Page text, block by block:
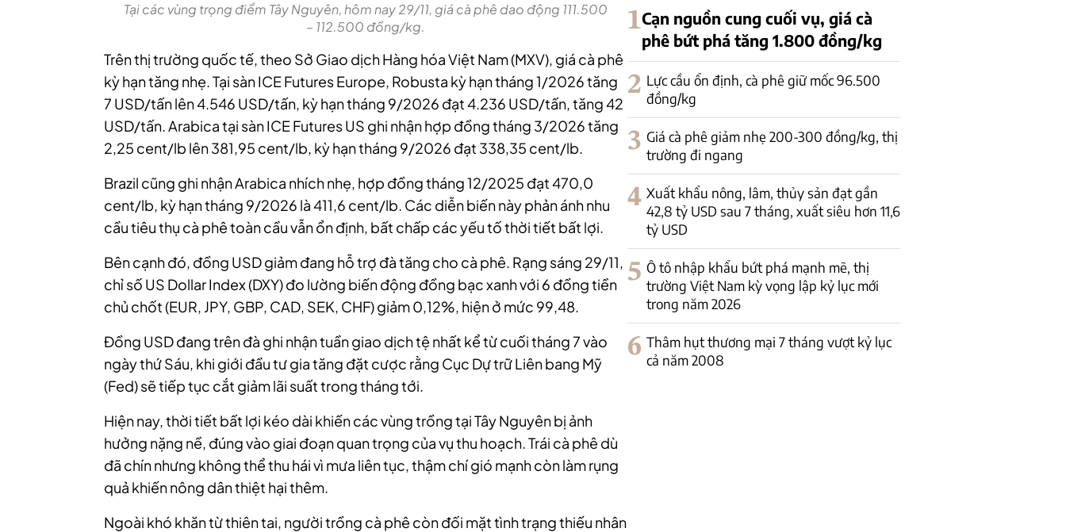
Tại các vùng trọng điểm Tây Nguyên, hôm nay 29/11, giá cà phê dao động 111.500
– 112.500 đồng/kg.
Trên thị trường quốc tế, theo Sở Giao dịch Hàng hóa Việt Nam (MXV), giá cà phê
kỳ hạn tăng nhẹ. Tại sàn ICE Futures Europe, Robusta kỳ hạn tháng 1/2026 tăng
7 USD/tấn lên 4.546 USD/tấn, kỳ hạn tháng 9/2026 đạt 4.236 USD/tấn, tăng 42
USD/tấn. Arabica tại sàn ICE Futures US ghi nhận hợp đồng tháng 3/2026 tăng
2,25 cent/lb lên 381,95 cent/lb, kỳ hạn tháng 9/2026 đạt 338,35 cent/lb.
Brazil cũng ghi nhận Arabica nhích nhẹ, hợp đồng tháng 12/2025 đạt 470,0
cent/lb, kỳ hạn tháng 9/2026 là 411,6 cent/lb. Các diễn biến này phản ánh nhu
cầu tiêu thụ cà phê toàn cầu vẫn ổn định, bất chấp các yếu tố thời tiết bất lợi.
Bên cạnh đó, đồng USD giảm đang hỗ trợ đà tăng cho cà phê. Rạng sáng 29/11,
chỉ số US Dollar Index (DXY) đo lường biến động đồng bạc xanh với 6 đồng tiền
chủ chốt (EUR, JPY, GBP, CAD, SEK, CHF) giảm 0,12%, hiện ở mức 99,48.
Đồng USD đang trên đà ghi nhận tuần giao dịch tệ nhất kể từ cuối tháng 7 vào
ngày thứ Sáu, khi giới đầu tư gia tăng đặt cược rằng Cục Dự trữ Liên bang Mỹ
(Fed) sẽ tiếp tục cắt giảm lãi suất trong tháng tới.
Hiện nay, thời tiết bất lợi kéo dài khiến các vùng trồng tại Tây Nguyên bị ảnh
hưởng nặng nề, đúng vào giai đoạn quan trọng của vụ thu hoạch. Trái cà phê dù
đã chín nhưng không thể thu hái vì mưa liên tục, thậm chí gió mạnh còn làm rụng
quả khiến nông dân thiệt hại thêm.
Ngoài khó khăn từ thiên tai, người trồng cà phê còn đối mặt tình trạng thiếu nhân
1Cạn nguồn cung cuối vụ, giá cà
phê bứt phá tăng 1.800 đồng/kg
2 Lực cầu ổn định, cà phê giữ mốc 96.500
đồng/kg
3 Giá cà phê giảm nhẹ 200-300 đồng/kg, thị
trường đi ngang
4 Xuất khẩu nông, lâm, thủy sản đạt gần
42,8 tỷ USD sau 7 tháng, xuất siêu hơn 11,6
tỷ USD
5 Ô tô nhập khẩu bứt phá mạnh mẽ, thị
trường Việt Nam kỳ vọng lập kỷ lục mới
trong năm 2026
6 Thâm hụt thương mại 7 tháng vượt kỷ lục
cả năm 2008